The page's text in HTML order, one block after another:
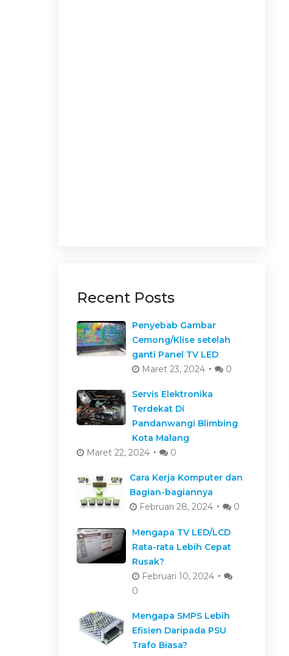
Recent Posts
Penyebab Gambar
Cemong/Klise setelah
ganti Panel TV LED
Maret 23, 2024
0
Servis Elektronika
Terdekat Di
Pandanwangi Blimbing
Kota Malang
Maret 22, 2024
0
Cara Kerja Komputer dan
Bagian-bagiannya
Februari 28, 2024
0
Mengapa TV LED/LCD
Rata-rata Lebih Cepat
Rusak?
Februari 10, 2024
0
Mengapa SMPS Lebih
Efisien Daripada PSU
Trafo Biasa?